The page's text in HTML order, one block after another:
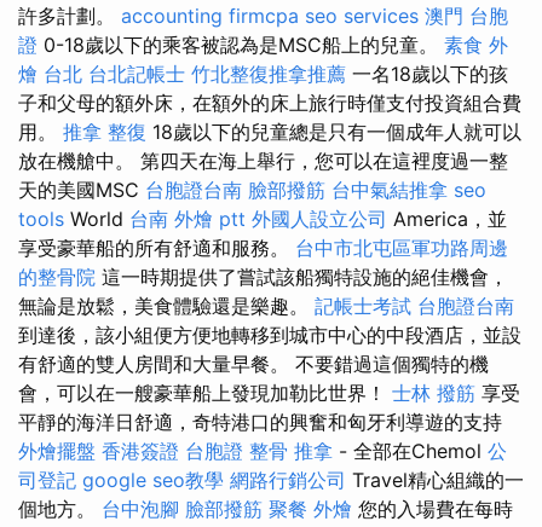
許多計劃。 accounting firmcpa seo services 澳門 台胞
證 0-18歲以下的乘客被認為是MSC船上的兒童。 素食 外
燴 台北 台北記帳士 竹北整復推拿推薦 一名18歲以下的孩
子和父母的額外床，在額外的床上旅行時僅支付投資組合費
用。 推拿 整復 18歲以下的兒童總是只有一個成年人就可以
放在機艙中。 第四天在海上舉行，您可以在這裡度過一整
天的美國MSC 台胞證台南 臉部撥筋 台中氣結推拿 seo
tools World 台南 外燴 ptt 外國人設立公司 America，並
享受豪華船的所有舒適和服務。 台中市北屯區軍功路周邊
的整骨院 這一時期提供了嘗試該船獨特設施的絕佳機會，
無論是放鬆，美食體驗還是樂趣。 記帳士考試 台胞證台南
到達後，該小組便方便地轉移到城市中心的中段酒店，並設
有舒適的雙人房間和大量早餐。 不要錯過這個獨特的機
會，可以在一艘豪華船上發現加勒比世界！ 士林 撥筋 享受
平靜的海洋日舒適，奇特港口的興奮和匈牙利導遊的支持
外燴擺盤 香港簽證 台胞證 整骨 推拿 - 全部在Chemol 公
司登記 google seo教學 網路行銷公司 Travel精心組織的一
個地方。 台中泡腳 臉部撥筋 聚餐 外燴 您的入場費在每時